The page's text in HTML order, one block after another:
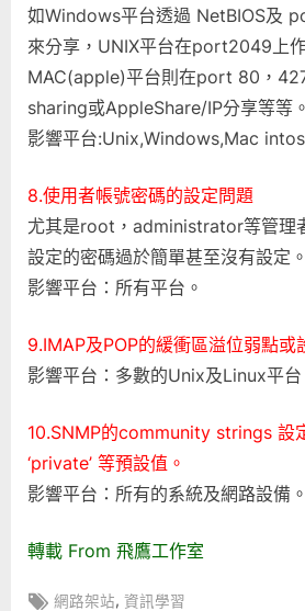
如Windows平台透過 NetBIOS及
來分享，UNIX平台在port2049上
MAC(apple)平台則在port 80，
sharing或AppleShare/IP分享等等。
影響平台:Unix,Windows,Mac
8.使用者帳號密碼的設定問題
尤其是root，administrator等管理
設定的密碼過於簡單甚至沒有設定。
影響平台：所有平台。
9.IMAP及POP的緩衝區溢位弱點或
影響平台：多數的Unix及Linux平台
10.SNMP的community strings 設
‘private’ 等預設值。
影響平台：所有的系統及網路設備。
轉載 From 飛鷹工作室
Tags:
網路架站,資訊學習